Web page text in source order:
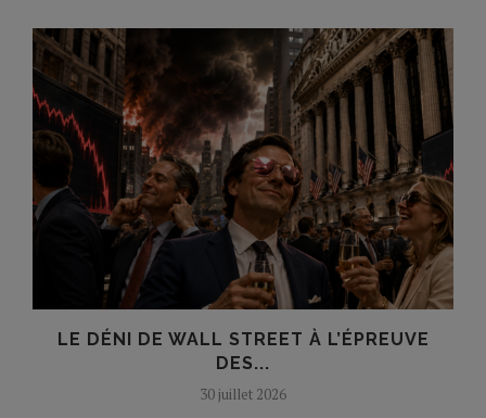
LE DÉNI DE WALL STREET À L’ÉPREUVE
DES...
30 juillet 2026